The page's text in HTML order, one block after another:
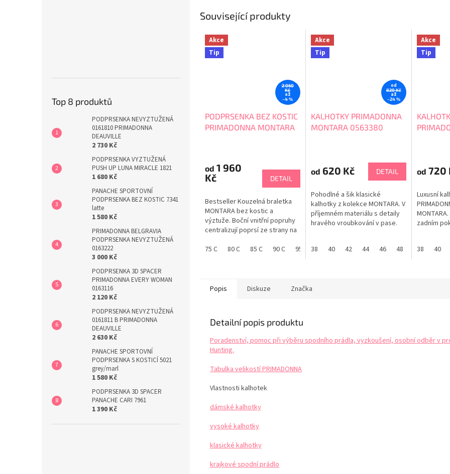
Top 8 produktů
PODPRSENKA NEVYZTUŽENÁ
0161810 PRIMADONNA
DEAUVILLE
2 730 Kč
PODPRSENKA VYZTUŽENÁ
PUSH UP LUNA MIRACLE 1821
1 680 Kč
PANACHE SPORTOVNÍ
PODPRSENKA BEZ KOSTIC 7341
latte
1 580 Kč
PRIMADONNA BELGRAVIA
PODPRSENKA NEVYZTUŽENÁ
0163222
3 000 Kč
PODPRSENKA 3D SPACER
PRIMADONNA EVERY WOMAN
0163116
2 120 Kč
PODPRSENKA NEVYZTUŽENÁ
0161811 B PRIMADONNA
DEAUVILLE
2 630 Kč
PANACHE SPORTOVNÍ
PODPRSENKA S KOSTICÍ 5021
grey/marl
1 580 Kč
PODPRSENKA 3D SPACER
PANACHE CARI 7961
1 390 Kč
Související produkty
Akce
Tip
2 060
Kč
až
–4 %
PODPRSENKA BEZ KOSTIC
PRIMADONNA MONTARA
od 1 960
Kč
DETAIL
Bestseller Kouzelná braletka
MONTARA bez kostic a
výztuže. Boční vnitřní popruhy
centralizují poprsí ze strany na
příjemném materiálu. Vnitřní
posazená blíže ke krku, aby se
75 C 80 C 85 C 90 C 95 C 70 D 75 D 80 D 85 D 90 D 95 D
Akce
Tip
od
820 Kč
až
–24 %
KALHOTKY PRIMADONNA
MONTARA 0563380
od 620 Kč DETAIL
Pohodlné a šik klasické
kalhotky z kolekce MONTARA. V
příjemném materiálu s detaily
hravého vroubkování v pase.
zadní krytí. Tabulka velikostí
38 40 42 44 46 48
Akce
Tip
od 720
Luxusní
zadním
pro ženu.
38 40
Popis Diskuze Značka
Detailní popis produktu
Poradenství, pomoc při výběru spodního prádla, vyzkoušení, osobní odběr v
Hunting.
Tabulka velikostí PRIMADONNA
Vlastnosti kalhotek
dámské kalhotky
vysoké kalhotky
klasické kalhotky
krajkové spodní prádlo